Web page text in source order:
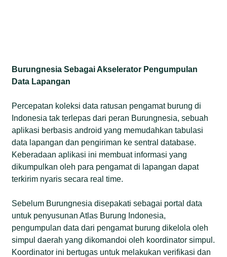
Burungnesia Sebagai Akselerator Pengumpulan
Data Lapangan
Percepatan koleksi data ratusan pengamat burung di
Indonesia tak terlepas dari peran Burungnesia, sebuah
aplikasi berbasis android yang memudahkan tabulasi
data lapangan dan pengiriman ke sentral database.
Keberadaan aplikasi ini membuat informasi yang
dikumpulkan oleh para pengamat di lapangan dapat
terkirim nyaris secara real time.
Sebelum Burungnesia disepakati sebagai portal data
untuk penyusunan Atlas Burung Indonesia,
pengumpulan data dari pengamat burung dikelola oleh
simpul daerah yang dikomandoi oleh koordinator simpul.
Koordinator ini bertugas untuk melakukan verifikasi dan